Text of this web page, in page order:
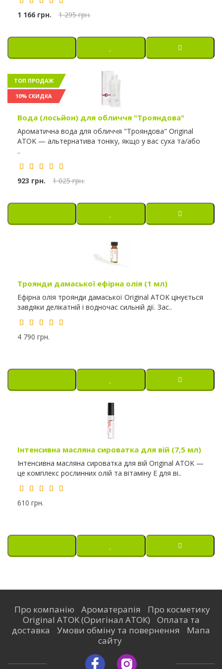
1 166 грн. 1 295 грн.
ТОП ПРОДАЖ
10% СКИДКА
Вода (лосьйон) для обличчя "Трояндова"
Ароматична вода для обличчя "Трояндова" Original
ATOK — альтернатива тоніку, якщо у вас суха та/або
..
923 грн. 1 025 грн.
Троянди дамаської ефірна олія (1 мл)
Ефірна олія троянди дамаської Original ATOK цінується
завдяки делікатній і водночас сильній дії. Зас..
4 790 грн.
Інтенсивна масляна сироватка для вій (7,5 мл)
Інтенсивна масляна сироватка для вій Original ATOK —
це комплекс рослинних олій та вітаміну E для ві..
610 грн.
Про компанію Ароматерапія
Про косметику
Original ATOK (Оригінал АТОК)
Оплата та
доставка
Умови обміну та повернення
Мапа
сайту